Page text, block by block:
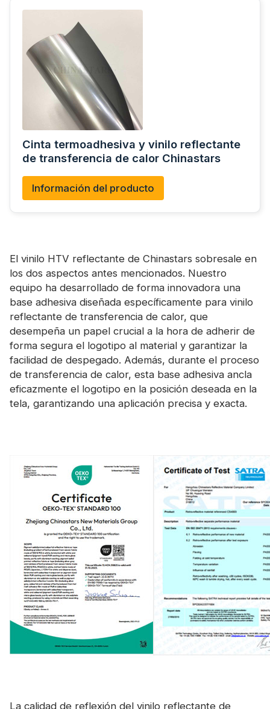
Cinta termoadhesiva y vinilo reflectante
de transferencia de calor Chinastars
Información del producto
El vinilo HTV reflectante de Chinastars sobresale en
los dos aspectos antes mencionados. Nuestro
equipo ha desarrollado de forma innovadora una
base adhesiva diseñada específicamente para vinilo
reflectante de transferencia de calor, que
desempeña un papel crucial a la hora de adherir de
forma segura el logotipo al material y garantizar la
facilidad de despegado. Además, durante el proceso
de transferencia de calor, esta base adhesiva ancla
eficazmente el logotipo en la posición deseada en la
tela, garantizando una aplicación precisa y exacta.
La calidad de reflexión del vinilo reflectante de